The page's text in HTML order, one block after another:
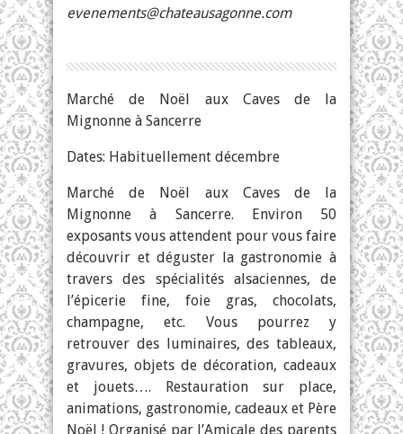
evenements@chateausagonne.com
Marché de Noël aux Caves de la
Mignonne à Sancerre
Dates: Habituellement décembre
Marché de Noël aux Caves de la
Mignonne à Sancerre. Environ 50
exposants vous attendent pour vous faire
découvrir et déguster la gastronomie à
travers des spécialités alsaciennes, de
l’épicerie fine, foie gras, chocolats,
champagne, etc. Vous pourrez y
retrouver des luminaires, des tableaux,
gravures, objets de décoration, cadeaux
et jouets…. Restauration sur place,
animations, gastronomie, cadeaux et Père
Noël ! Organisé par l’Amicale des parents